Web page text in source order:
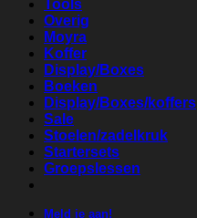
Tools
Overig
Moyra
Koffer
Display/Boxes
Boeken
Display/Boxes/koffers
Sale
Stoelen/zadelkruk
Startersets
Groepslessen
Meld je aan!